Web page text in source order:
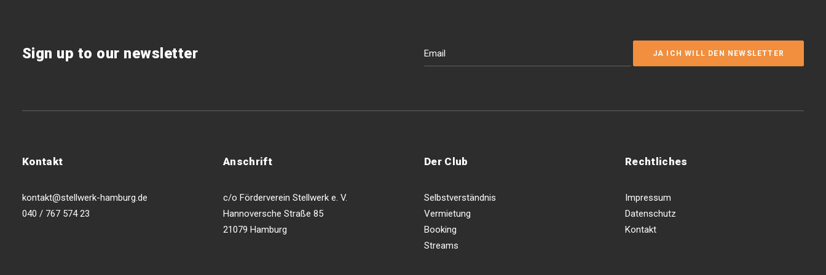
Sign up to our newsletter
Kontakt
kontakt@stellwerk-hamburg.de
040 / 767 574 23
Anschrift
c/o Förderverein Stellwerk e. V.
Hannoversche Straße 85
21079 Hamburg
Der Club
Selbstverständnis
Vermietung
Booking
Streams
Rechtliches
Impressum
Datenschutz
Kontakt